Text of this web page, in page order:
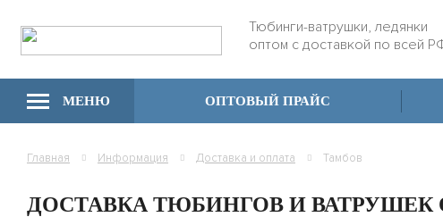
Тюбинги-ватрушки, ледянки
оптом с доставкой по всей
МЕНЮ ОПТОВЫЙ ПРАЙС
Главная Информация Доставка и оплата Тамбов
ДОСТАВКА ТЮБИНГОВ И